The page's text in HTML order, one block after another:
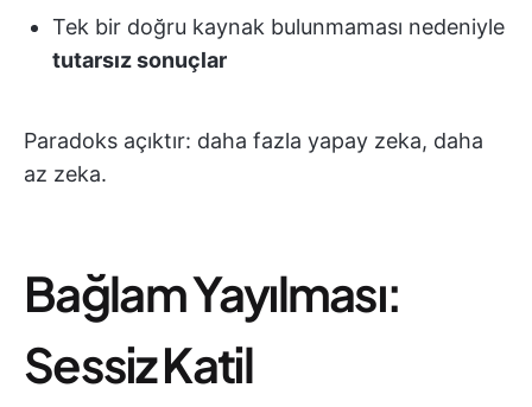
Tek bir doğru kaynak bulunmaması nedeniyle
tutarsız sonuçlar
Paradoks açıktır: daha fazla yapay zeka, daha
az zeka.
Bağlam Yayılması:
Sessiz Katil